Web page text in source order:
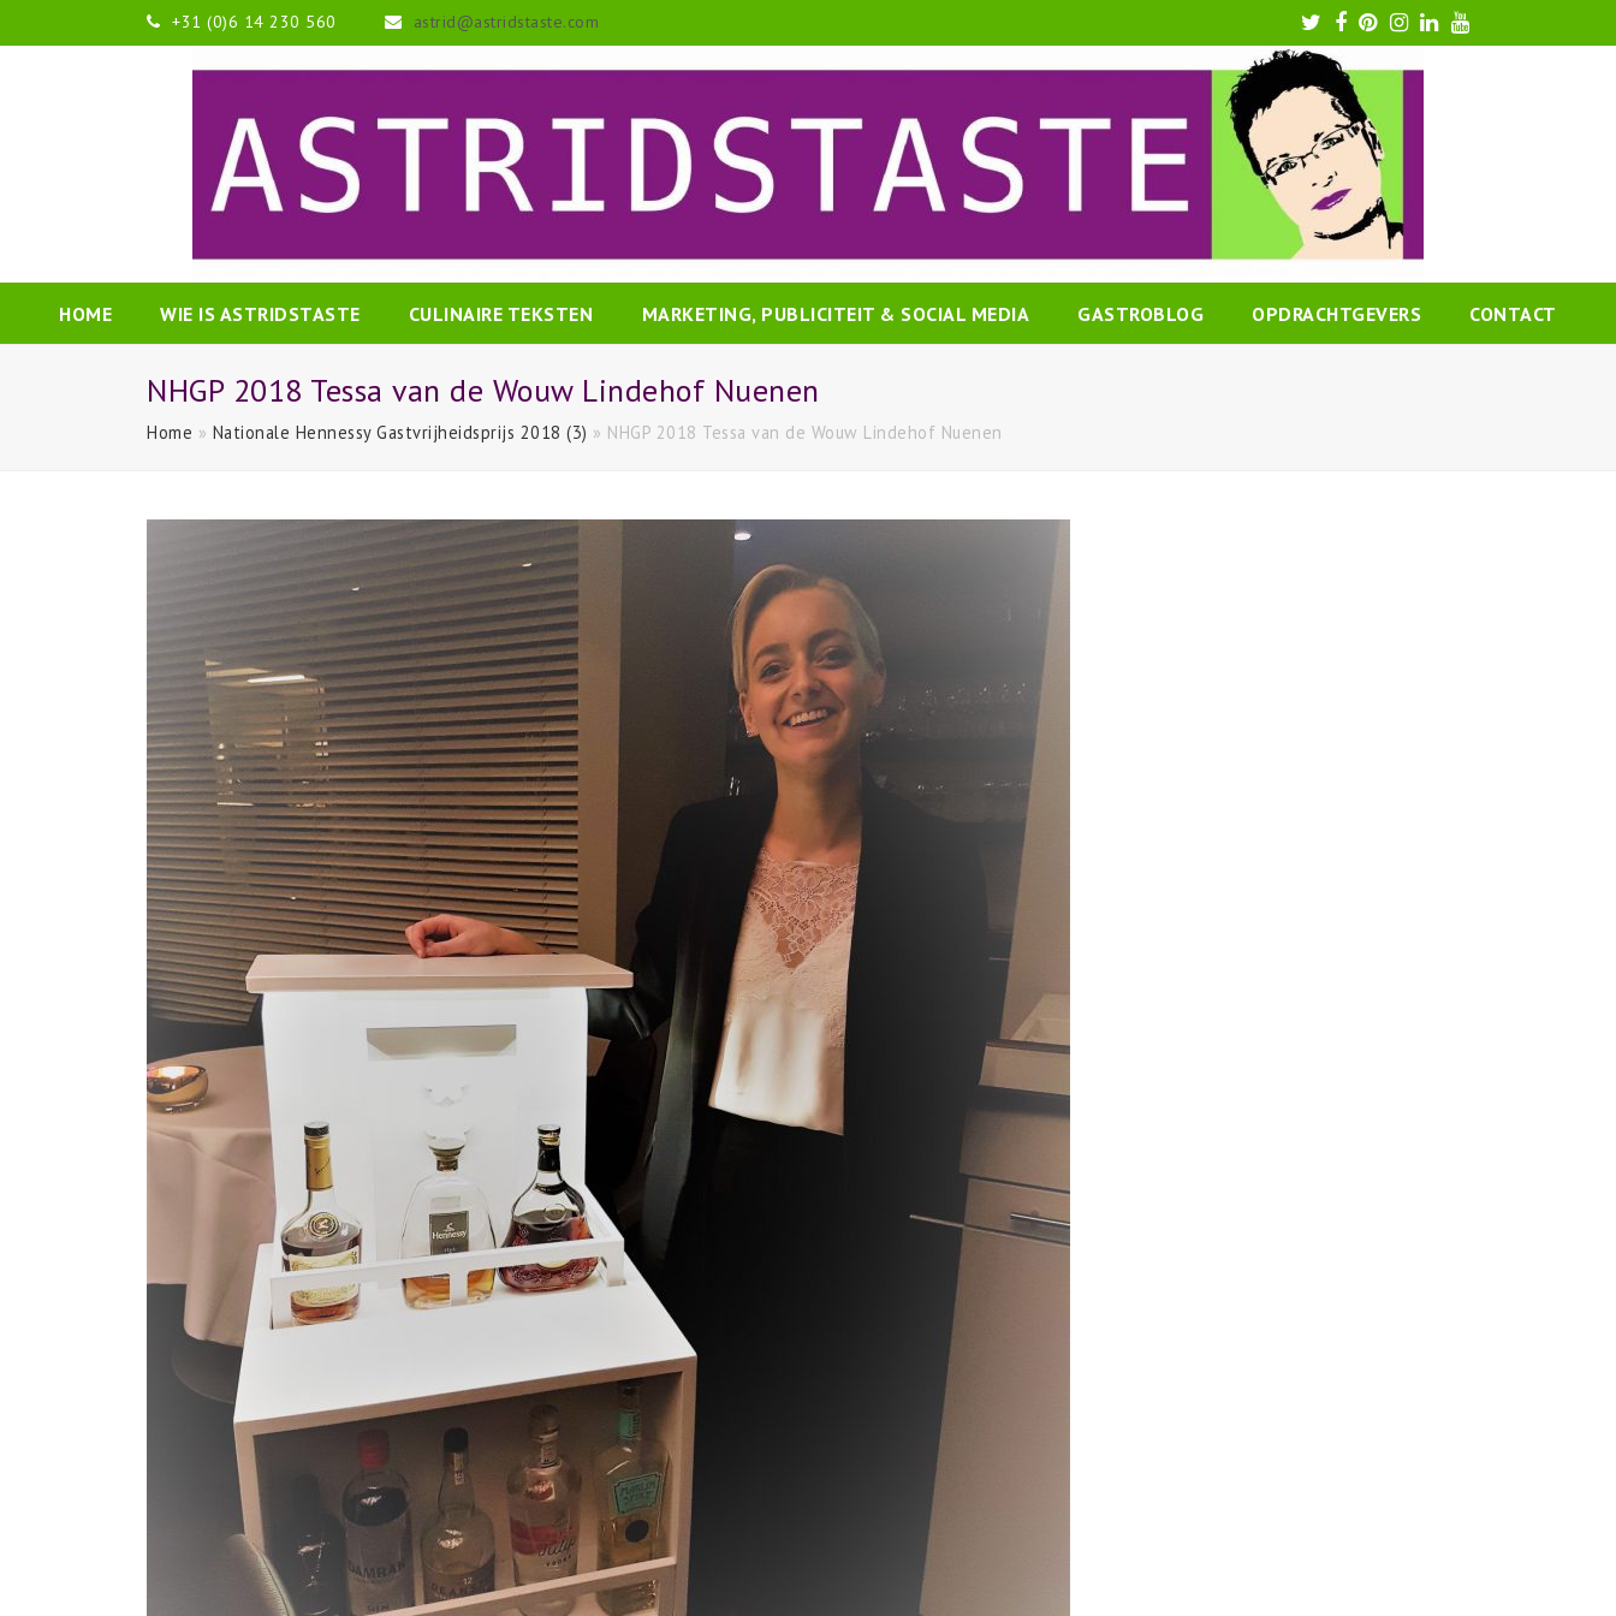
+31 (0)6 14 230 560 astrid@astridstaste.com Twitter
Facebook
Pinterest
Instagram
LinkedIn
Youtube
HOME WIE IS ASTRIDSTASTE CULINAIRE TEKSTEN MARKETING, PUBLICITEIT & SOCIAL MEDIA GASTROBLOG OPDRACHTGEVERS CONTACT
NHGP 2018 Tessa van de Wouw Lindehof Nuenen
Home » Nationale Hennessy Gastvrijheidsprijs 2018 (3) » NHGP 2018 Tessa van de Wouw Lindehof Nuenen